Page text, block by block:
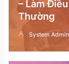
– Làm
Thường
System